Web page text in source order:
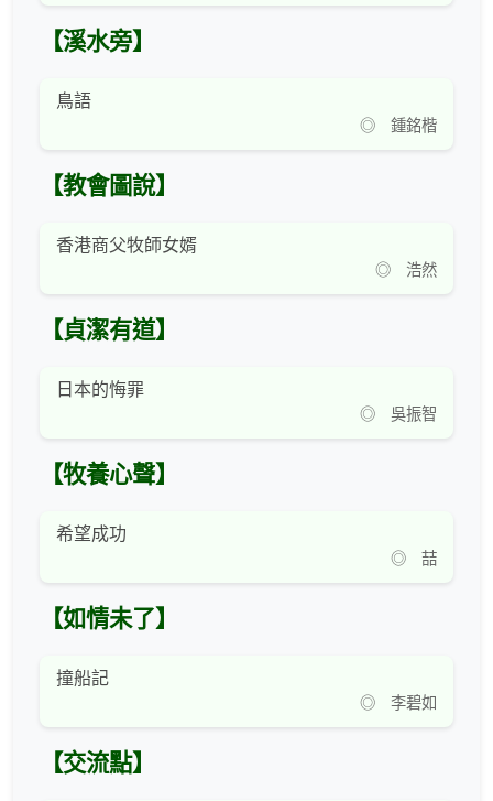
【溪水旁】
鳥語
◎ 鍾銘楷
【教會圖說】
香港商父牧師女婿
◎ 浩然
【貞潔有道】
日本的悔罪
◎ 吳振智
【牧養心聲】
希望成功
◎ 喆
【如情未了】
撞船記
◎ 李碧如
【交流點】